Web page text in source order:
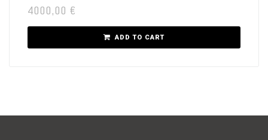
4000,00 €
ADD TO CART